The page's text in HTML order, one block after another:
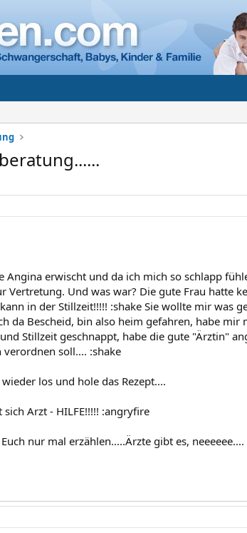
Angina erwischt und da ich mich so schlapp
Vertretung. Und was war? Die gute Frau hatte
in der Stillzeit!!!!! :shake Sie wollte mir was
da Bescheid, bin also heim gefahren, habe
Stillzeit geschnappt, habe die gute "Ärztin"
soll.... :shake
los und hole das Rezept....
Arzt - HILFE!!!!! :angryfire
nur mal erzählen.....Ärzte gibt es, neeeeee....